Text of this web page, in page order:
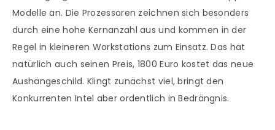
Modelle an. Die Prozessoren zeichnen sich besonders
durch eine hohe Kernanzahl aus und kommen in der
Regel in kleineren Workstations zum Einsatz. Das hat
natürlich auch seinen Preis, 1800 Euro kostet das neue
Aushängeschild. Klingt zunächst viel, bringt den
Konkurrenten Intel aber ordentlich in Bedrängnis.